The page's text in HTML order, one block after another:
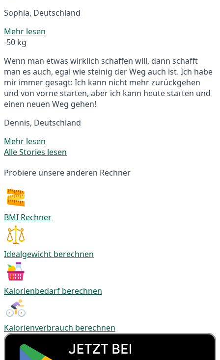
Sophia, Deutschland
Mehr lesen
-50 kg
Wenn man etwas wirklich schaffen will, dann schafft
man es auch, egal wie steinig der Weg auch ist. Ich habe
mir immer gesagt: Ich kann nicht mehr zurückgehen
und von vorne starten, aber ich kann heute starten und
einen neuen Weg gehen!
Dennis, Deutschland
Mehr lesen
Alle Stories lesen
Probiere unsere anderen Rechner
BMI Rechner
Idealgewicht berechnen
Kalorienbedarf berechnen
Kalorienverbrauch berechnen